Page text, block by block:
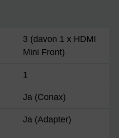
3 (davon 1 x HDMI
Mini Front)
1
Ja (Conax)
Ja (Adapter)